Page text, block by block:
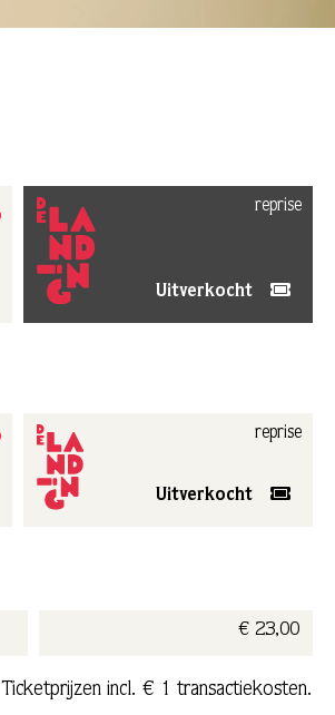
reprise
Uitverkocht
reprise
Uitverkocht
€ 23,00
Ticketprijzen incl. € 1 transactiekosten.